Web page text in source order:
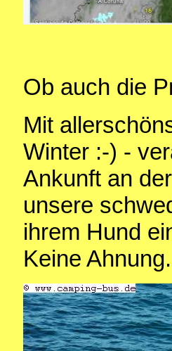
Ob auch die
Mit
Winter :-) -
Ankunft an
unsere
ihrem Hund
Keine Ahnung.